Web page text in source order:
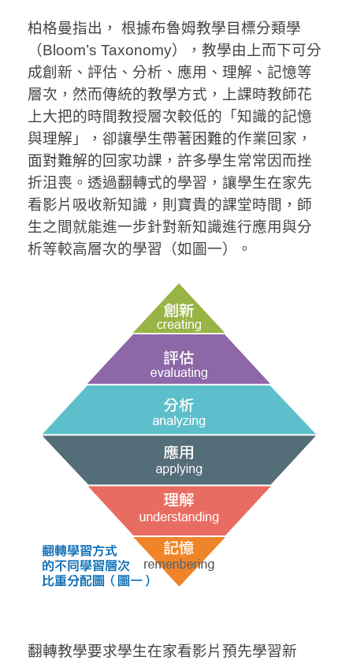
柏格曼指出， 根據布魯姆教學目標分類學
（Bloom’s Taxonomy），教學由上而下可分
成創新、評估、分析、應用、理解、記憶等
層次，然而傳統的教學方式，上課時教師花
上大把的時間教授層次較低的「知識的記憶
與理解」，卻讓學生帶著困難的作業回家，
面對難解的回家功課，許多學生常常因而挫
折沮喪。透過翻轉式的學習，讓學生在家先
看影片吸收新知識，則寶貴的課堂時間，師
生之間就能進一步針對新知識進行應用與分
析等較高層次的學習（如圖一）。
翻轉教學要求學生在家看影片預先學習新